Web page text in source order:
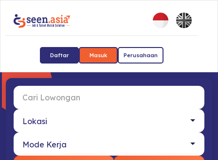
Daftar Masuk Perusahaan